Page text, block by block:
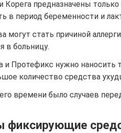
Корега предназначены
в период беременности и
могут стать причиной
в больницу.
и Протефикс нужно наносить
количество средства
времени было случаев